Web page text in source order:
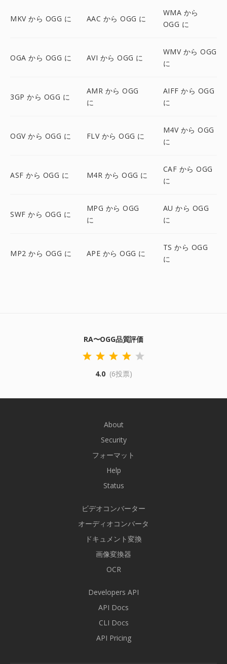
MKV から OGG に AAC から OGG に
WMA から
OGG に
OGA から OGG に AVI から OGG に
WMV から OGG
に
3GP から OGG に
AMR から OGG
に
AIFF から OGG
に
OGV から OGG に FLV から OGG に
M4V から OGG
に
ASF から OGG に M4R から OGG に
CAF から OGG
に
SWF から OGG に
MPG から OGG
に
AU から OGG
に
MP2 から OGG に APE から OGG に
TS から OGG
に
RA〜OGG品質評価
4.0 (6投票)
About
Security
フォーマット
Help
Status
ビデオコンバーター
オーディオコンバータ
ドキュメント変換
画像変換器
OCR
Developers API
API Docs
CLI Docs
API Pricing